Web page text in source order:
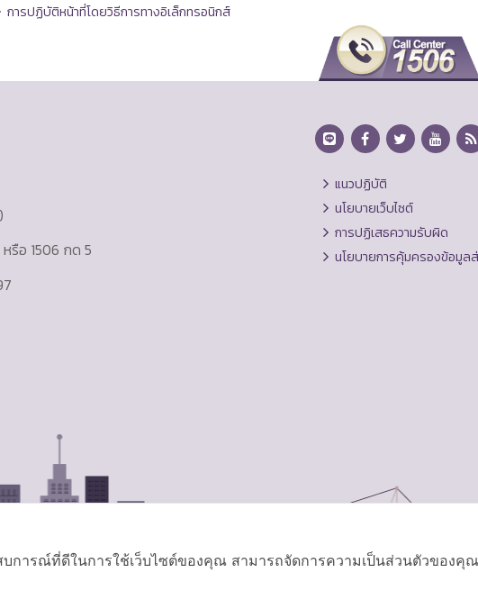
การปฏิบัติหน้าที่โดยวิธีการทางอิเล็กทรอนิกส์
รือ 1506 กด 5
แนวปฏิบัติ
นโยบายเว็บไซต์
การปฏิเสธความรับผิด
นโยบายการคุ้มครองข้อมูล
การณ์ที่ดีในการใช้เว็บไซต์ของคุณ สามารถจัดการความเป็นส่วนตัวของคุ